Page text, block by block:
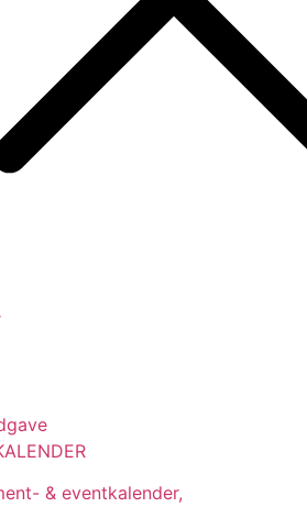
& eventkalender,